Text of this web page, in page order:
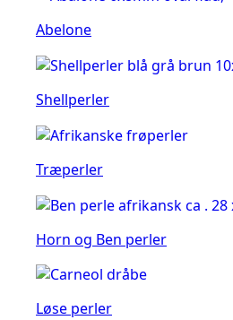
Abelone
Shellperler
Træperler
Horn og Ben perler
Løse perler